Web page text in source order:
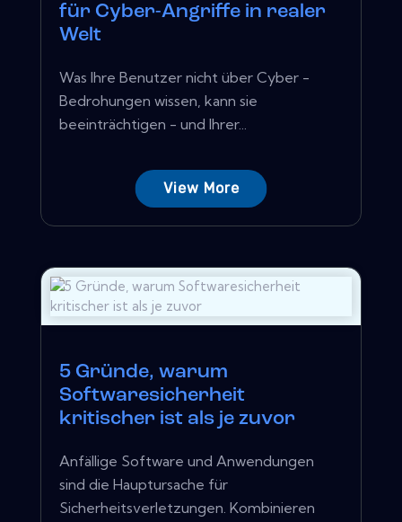
für Cyber-Angriffe in realer
Welt
Was Ihre Benutzer nicht über Cyber ​​-
Bedrohungen wissen, kann sie
beeinträchtigen - und Ihrer...
View More
5 Gründe, warum
Softwaresicherheit
kritischer ist als je zuvor
Anfällige Software und Anwendungen
sind die Hauptursache für
Sicherheitsverletzungen. Kombinieren